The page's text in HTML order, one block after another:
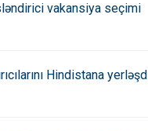
vakansiya seçimi
Hindistana